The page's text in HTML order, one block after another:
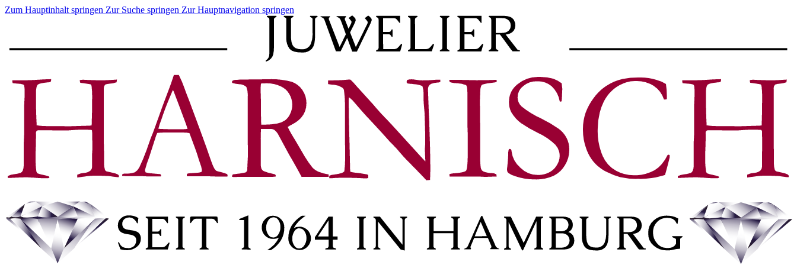
Zum Hauptinhalt springen Zur Suche springen Zur Hauptnavigation springen